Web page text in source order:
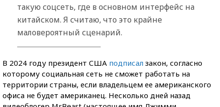
такую соцсеть, где в основном интерфейс на
китайском. Я считаю, что это крайне
маловероятный сценарий.
В 2024 году президент США подписал закон, согласно
которому социальная сеть не сможет работать на
территории страны, если владельцем ее американского
офиса не будет американец. Несколько дней назад